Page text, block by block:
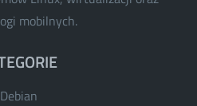
mobilnych.
Debian